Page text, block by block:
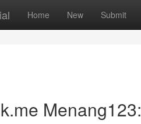
Home New Submit